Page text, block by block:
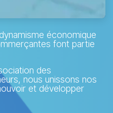
économique
font partie
des
nous unissons nos
et développer